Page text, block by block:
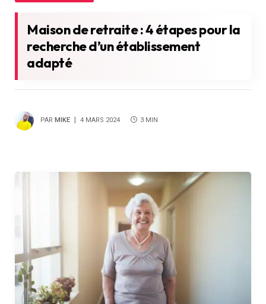
Maison de retraite : 4 étapes pour la
recherche d’un établissement
adapté
PAR MIKE 4 MARS 2024 3 MIN